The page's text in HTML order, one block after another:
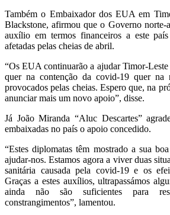
Também o Embaixador dos EUA em
Blackstone, afirmou que o Governo norte-
auxílio em termos financeiros a este
afetadas pelas cheias de abril.
“Os EUA continuarão a ajudar Timor-Leste
quer na contenção da covid-19 quer na
provocados pelas cheias. Espero que, na
anunciar mais um novo apoio”, disse.
Já João Miranda “Aluc Descartes”
embaixadas no país o apoio concedido.
“Estes diplomatas têm mostrado a sua
ajudar-nos. Estamos agora a viver duas
sanitária causada pela covid-19 e os
Graças a estes auxílios, ultrapassámos
ainda não são suficientes para
constrangimentos”, lamentou.